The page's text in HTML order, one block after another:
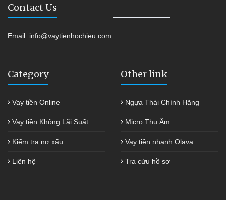
Contact Us
Email: info@vaytienhochieu.com
Category
Vay tiền Online
Vay tiền Không Lãi Suất
Kiểm tra nợ xấu
Liên hệ
Other link
Ngựa Thái Chính Hãng
Micro Thu Âm
Vay tiền nhanh Olava
Tra cứu hồ sơ